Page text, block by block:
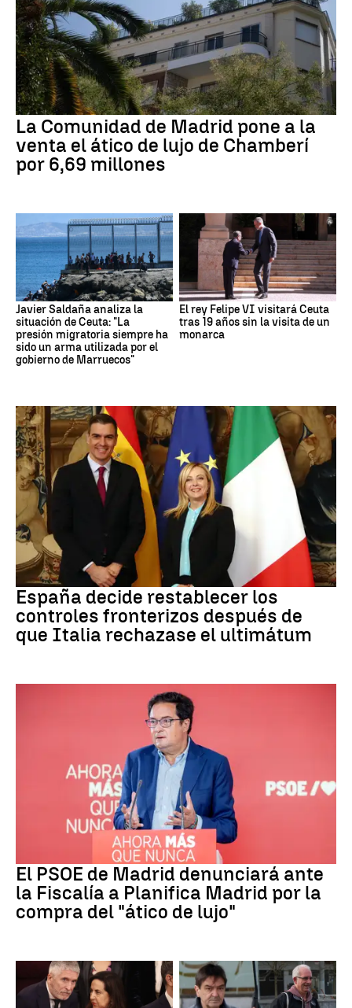
La Comunidad de Madrid pone a la
venta el ático de lujo de Chamberí
por 6,69 millones
Javier Saldaña analiza la
situación de Ceuta: "La
presión migratoria siempre ha
sido un arma utilizada por el
gobierno de Marruecos"
El rey Felipe VI visitará Ceuta
tras 19 años sin la visita de un
monarca
CRISIS MIGRATORIA
España decide restablecer los
controles fronterizos después de
que Italia rechazase el ultimátum
El PSOE de Madrid denunciará ante
la Fiscalía a Planifica Madrid por la
compra del "ático de lujo"